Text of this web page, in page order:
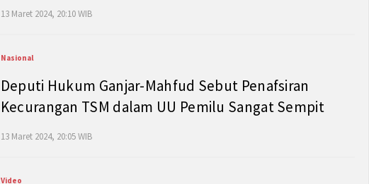
13 Maret 2024, 20:10 WIB
Nasional
Deputi Hukum Ganjar-Mahfud Sebut Penafsiran
Kecurangan TSM dalam UU Pemilu Sangat Sempit
13 Maret 2024, 20:05 WIB
Video